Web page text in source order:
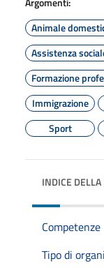
Animale
Assistenza
Formazione
Immigrazione
Sport
INDICE
Competenze
Tipo di